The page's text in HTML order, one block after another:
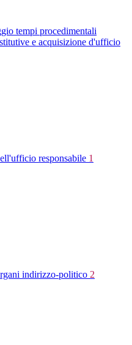
tempi procedimentali
e acquisizione d'ufficio
responsabile 1
indirizzo-politico 2